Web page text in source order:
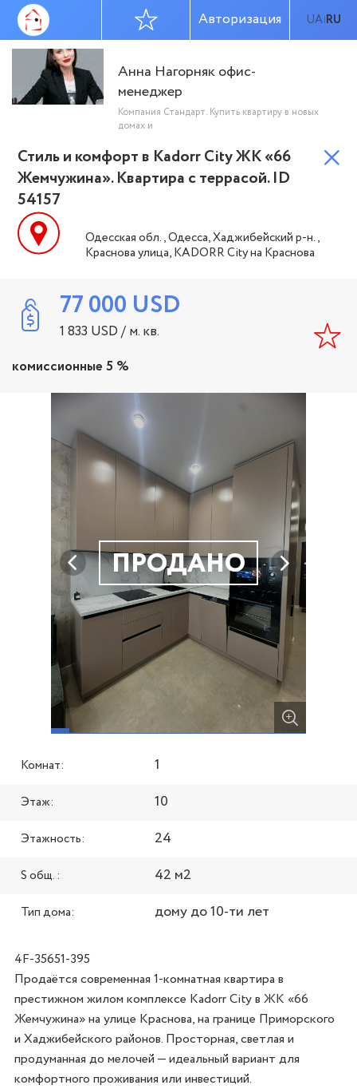
UA|RU
Авторизация
Анна Нагорняк офис-
менеджер
Компания Стандарт. Купить квартиру в новых
домах и
Стиль и комфорт в Kadorr City ЖК «66
Жемчужина». Квартира с террасой. ID
54157
Одесская обл., Одесса, Хаджибейский р-н.,
Краснова улица, KADORR City на Краснова
77 000 USD
1 833 USD/ м. кв.
комиссионные 5 %
ПРОДАНО
Комнат: 1
Этаж: 10
Этажность: 24
S общ. : 42 м2
Тип дома: дому до 10-ти лет
4F-35651-395
Продаётся современная 1-комнатная квартира в
престижном жилом комплексе Kadorr City в ЖК «66
Жемчужина» на улице Краснова, на границе Приморского
и Хаджибейского районов. Просторная, светлая и
продуманная до мелочей — идеальный вариант для
комфортного проживания или инвестиций.